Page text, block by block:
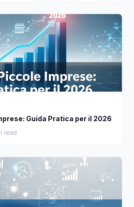
Guida Pratica per il 2026